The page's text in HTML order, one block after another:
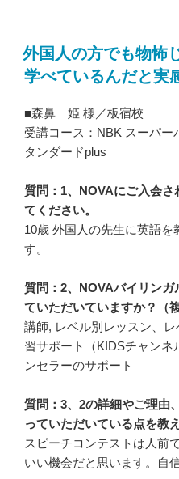
外国人の方でも物怖
学べているんだと実
■森鼻 姫 様／板宿校
受講コース：NBK スーパー
タンダードplus
質問：1、NOVAにご入会さ
てください。
10歳 外国人の先生に英語
す。
質問：2、NOVAバイリン
ていただいていますか？（
講師, レベル別レッスン、
習サポート（KIDSチャンネ
ンセラーのサポート
質問：3、2の詳細やご理由
っていただいている点を教
スピーチコンテストは人前
いい機会だと思います。自